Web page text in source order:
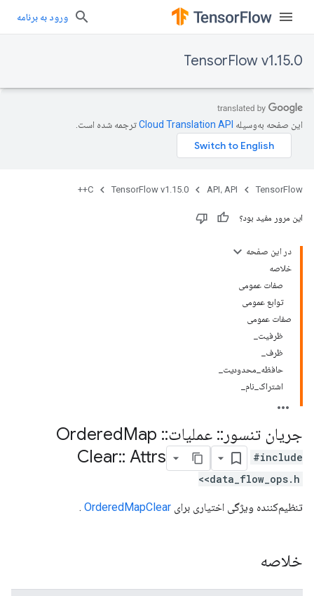
ورود به برنامه
TensorFlow v1.15.0
این صفحه به‌وسیله ترجمه شده است.
TensorFlow API، API TensorFlow v1.15.0
C++
این مرور مفید بود؟
در این صفحه
خلاصه
صفات عمومی
توابع عمومی
صفات عمومی
ظرفیت_
ظرف_
حافظه_محدودیت_
اشتراک_نام_
جریان تنسور :: عملیات::
Map
Clear:: Attrs
#include
<data_flow_ops.h>
تنظیم‌کننده ویژگی اختیاری برای OrderedMapClear
.
خلاصه